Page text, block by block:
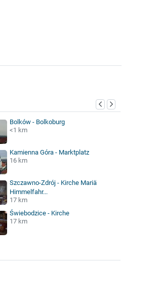
Bolków - Bolkoburg
<1 km
Kamienna Góra - Marktplatz
16 km
Szczawno-Zdrój - Kirche Mariä
Himmelfahr...
17 km
Świebodzice - Kirche
17 km